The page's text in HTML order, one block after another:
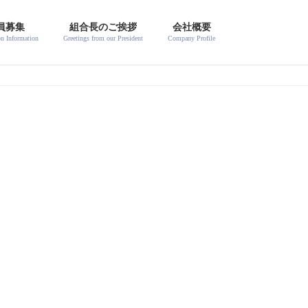
募集
Information
組合長のご挨拶
Greetings from our President
会社概要
Company Profile